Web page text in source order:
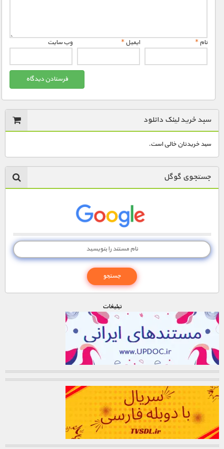
نام* ایمیل* وب‌ سایت
سبد خرید لینک دانلود
سبد خریدتان خالی است.
جستجوی گوگل
تبليغات